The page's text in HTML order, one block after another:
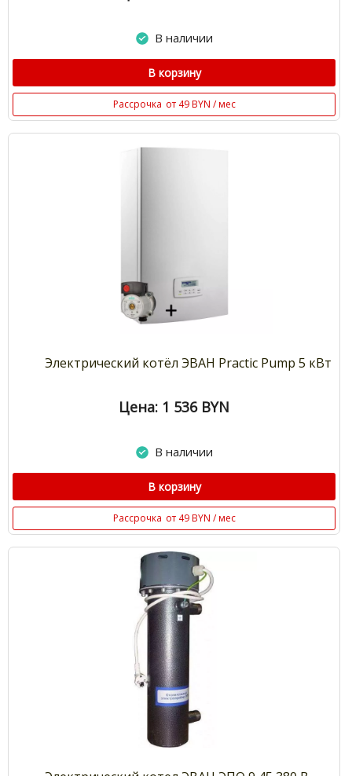
В наличии
В корзину
Рассрочка от 49 BYN / мес
Электрический котёл ЭВАН Practic Pump 5 кВт
Цена: 1 536 BYN
В наличии
В корзину
Рассрочка от 49 BYN / мес